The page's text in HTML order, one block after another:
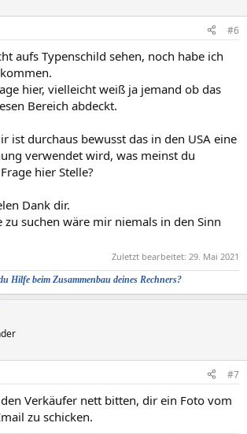
#6
aufs Typenschild sehen, noch habe ich
hier, vielleicht weiß ja jemand ob das
Bereich abdeckt.
ist durchaus bewusst das in den USA eine
verwendet wird, was meinst du
hier Stelle?
Dank dir.
zu suchen wäre mir niemals in den Sinn
Zuletzt bearbeitet: 29. Mai 2021
Hilfe beim Zusammenbau deines Rechners?​
#7
Verkäufer nett bitten, dir ein Foto vom
zu schicken.